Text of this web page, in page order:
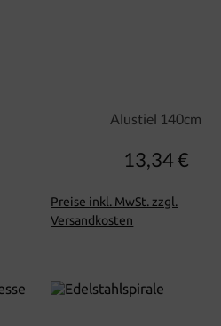
Alustiel 140cm
Regulärer Preis:
13,34 €
Preise inkl. MwSt. zzgl.
Versandkosten